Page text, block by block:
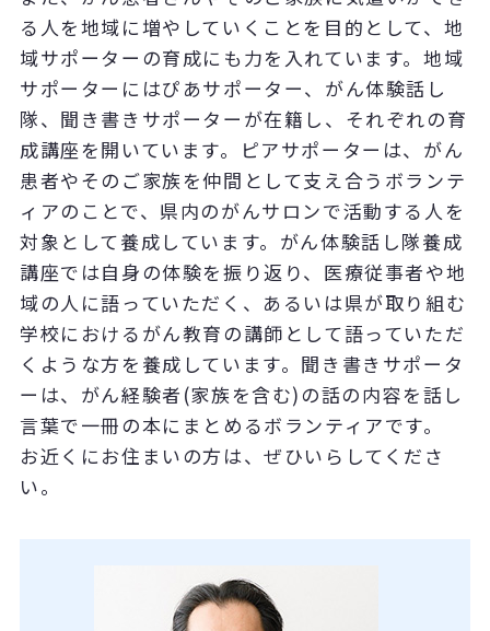
る人を地域に増やしていくことを目的として、地
域サポーターの育成にも力を入れています。地域
サポーターにはぴあサポーター、がん体験話し
隊、聞き書きサポーターが在籍し、それぞれの育
成講座を開いています。ピアサポーターは、がん
患者やそのご家族を仲間として支え合うボランテ
ィアのことで、県内のがんサロンで活動する人を
対象として養成しています。がん体験話し隊養成
講座では自身の体験を振り返り、医療従事者や地
域の人に語っていただく、あるいは県が取り組む
学校におけるがん教育の講師として語っていただ
くような方を養成しています。聞き書きサポータ
ーは、がん経験者(家族を含む)の話の内容を話し
言葉で一冊の本にまとめるボランティアです。
お近くにお住まいの方は、ぜひいらしてくださ
い。